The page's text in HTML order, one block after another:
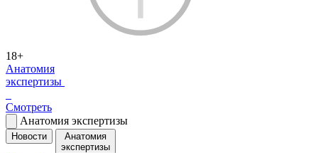
18+
Анатомия
экспертизы
Смотреть
Анатомия экспертизы
Новости
Анатомия
экспертизы